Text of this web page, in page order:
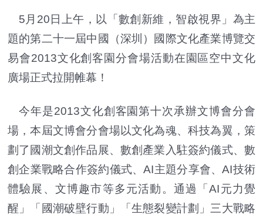
5月20日上午，以「數創新維，智啟視界」為主
題的第二十一屆中國（深圳）國際文化產業博覽交
易會2013文化創客園分會場活動在園區空中文化
廣場正式拉開帷幕！
今年是2013文化創客園第十次承辦文博會分會
場，本屆文博會分會場以文化為魂、科技為翼，策
劃了國潮文創作品展、數創產業入駐簽約儀式、數
創企業戰略合作簽約儀式、AI主題分享會、AI技術
體驗展、文博趣市等多元活動。通過「AI元力覺
醒」「國潮破壁行動」「生態裂變計劃」三大戰略